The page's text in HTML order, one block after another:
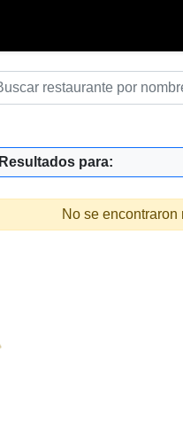
Resultados para:
No se